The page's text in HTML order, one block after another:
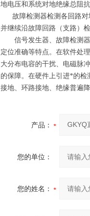
地电压和系统对地绝缘总阻抗
故障检测器检测各回路对
并继续沿故障回路（支路）
信号发生器、故障检测器
定位准确等特点。在软件处
大分布电容的干扰、电磁脉
的保障。在硬件上引进*的检
接地、环路接地、绝缘普遍
产品：
您的单位：
您的姓名：